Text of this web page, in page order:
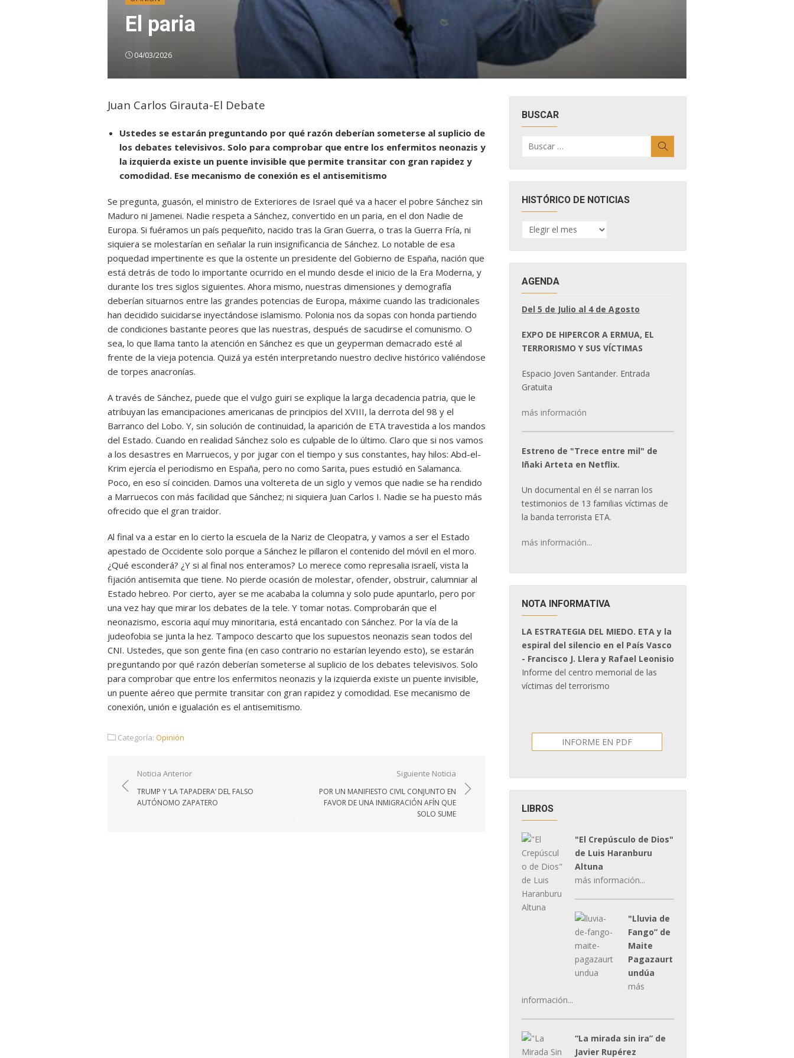
El paria
04/03/2026
Juan Carlos Girauta-El Debate
Ustedes se estarán preguntando por qué razón deberían someterse al suplicio de
los debates televisivos. Solo para comprobar que entre los enfermitos neonazis y
la izquierda existe un puente invisible que permite transitar con gran rapidez y
comodidad. Ese mecanismo de conexión es el antisemitismo
Se pregunta, guasón, el ministro de Exteriores de Israel qué va a hacer el pobre Sánchez sin
Maduro ni Jamenei. Nadie respeta a Sánchez, convertido en un paria, en el don Nadie de
Europa. Si fuéramos un país pequeñito, nacido tras la Gran Guerra, o tras la Guerra Fría, ni
siquiera se molestarían en señalar la ruin insignificancia de Sánchez. Lo notable de esa
poquedad impertinente es que la ostente un presidente del Gobierno de España, nación que
está detrás de todo lo importante ocurrido en el mundo desde el inicio de la Era Moderna, y
durante los tres siglos siguientes. Ahora mismo, nuestras dimensiones y demografía
deberían situarnos entre las grandes potencias de Europa, máxime cuando las tradicionales
han decidido suicidarse inyectándose islamismo. Polonia nos da sopas con honda partiendo
de condiciones bastante peores que las nuestras, después de sacudirse el comunismo. O
sea, lo que llama tanto la atención en Sánchez es que un geyperman demacrado esté al
frente de la vieja potencia. Quizá ya estén interpretando nuestro declive histórico valiéndose
de torpes anacronías.
A través de Sánchez, puede que el vulgo guiri se explique la larga decadencia patria, que le
atribuyan las emancipaciones americanas de principios del XVIII, la derrota del 98 y el
Barranco del Lobo. Y, sin solución de continuidad, la aparición de ETA travestida a los mandos
del Estado. Cuando en realidad Sánchez solo es culpable de lo último. Claro que si nos vamos
a los desastres en Marruecos, y por jugar con el tiempo y sus constantes, hay hilos: Abd-el-
Krim ejercía el periodismo en España, pero no como Sarita, pues estudió en Salamanca.
Poco, en eso sí coinciden. Damos una voltereta de un siglo y vemos que nadie se ha rendido
a Marruecos con más facilidad que Sánchez; ni siquiera Juan Carlos I. Nadie se ha puesto más
ofrecido que el gran traidor.
Al final va a estar en lo cierto la escuela de la Nariz de Cleopatra, y vamos a ser el Estado
apestado de Occidente solo porque a Sánchez le pillaron el contenido del móvil en el moro.
¿Qué esconderá? ¿Y si al final nos enteramos? Lo merece como represalia israelí, vista la
fijación antisemita que tiene. No pierde ocasión de molestar, ofender, obstruir, calumniar al
Estado hebreo. Por cierto, ayer se me acababa la columna y solo pude apuntarlo, pero por
una vez hay que mirar los debates de la tele. Y tomar notas. Comprobarán que el
neonazismo, escoria aquí muy minoritaria, está encantado con Sánchez. Por la vía de la
judeofobia se junta la hez. Tampoco descarto que los supuestos neonazis sean todos del
CNI. Ustedes, que son gente fina (en caso contrario no estarían leyendo esto), se estarán
preguntando por qué razón deberían someterse al suplicio de los debates televisivos. Solo
para comprobar que entre los enfermitos neonazis y la izquierda existe un puente invisible,
un puente aéreo que permite transitar con gran rapidez y comodidad. Ese mecanismo de
conexión, unión e igualación es el antisemitismo.
Categoría: Opinión
Navegación
de
entradas
Noticia Anterior
TRUMP Y ‘LA TAPADERA’ DEL FALSO
AUTÓNOMO ZAPATERO
Siguiente Noticia
POR UN MANIFIESTO CIVIL CONJUNTO EN
FAVOR DE UNA INMIGRACIÓN AFÍN QUE
SOLO SUME
BUSCAR
por:
HISTÓRICO DE NOTICIAS
HISTÓRICO
DE
AGENDA
Del 5 de Julio al 4 de Agosto
EXPO DE HIPERCOR A ERMUA, EL
TERRORISMO Y SUS VÍCTIMAS
Espacio Joven Santander. Entrada
Gratuita
más información
Estreno de "Trece entre mil" de
Iñaki Arteta en Netflix.
Un documental en él se narran los
testimonios de 13 familias víctimas de
la banda terrorista ETA.
más información...
NOTA INFORMATIVA
LA ESTRATEGIA DEL MIEDO. ETA y la
espiral del silencio en el País Vasco
- Francisco J. Llera y Rafael Leonisio
Informe del centro memorial de las
víctimas del terrorismo
INFORME EN PDF
LIBROS
"El Crepúsculo de Dios"
de Luis Haranburu
Altuna
más información...
"Lluvia de
Fango” de
Maite
Pagazaurt
undúa
más
información...
“La mirada sin ira” de
Javier Rupérez